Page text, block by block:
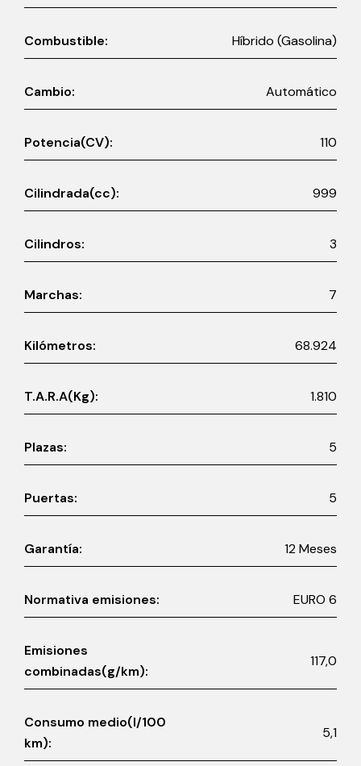
Combustible: Híbrido (Gasolina)
Cambio: Automático
Potencia(CV): 110
Cilindrada(cc): 999
Cilindros: 3
Marchas: 7
Kilómetros: 68.924
T.A.R.A(Kg): 1.810
Plazas: 5
Puertas: 5
Garantía: 12 Meses
Normativa emisiones: EURO 6
Emisiones
combinadas(g/km):
117,0
Consumo medio(l/100
km):
5,1